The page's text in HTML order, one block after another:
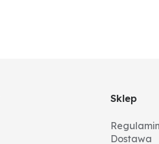
Sklep
Regulamin
Dostawa